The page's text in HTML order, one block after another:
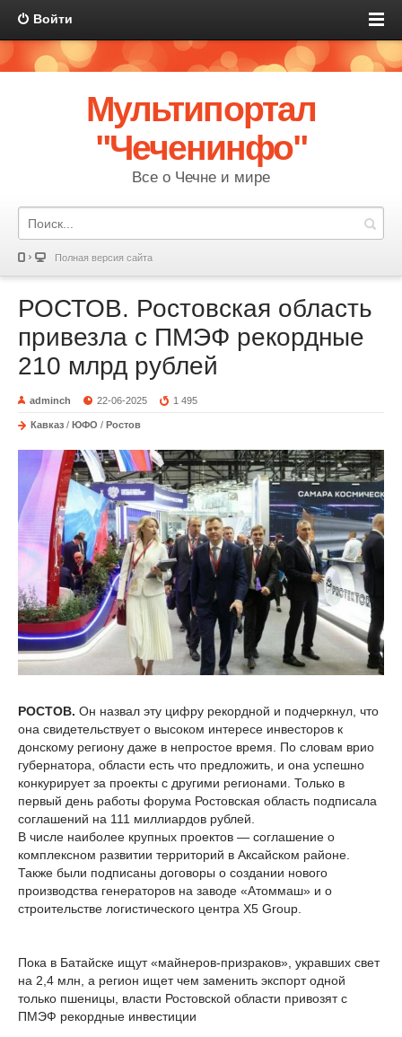
Войти
Мультипортал
"Чеченинфо"
Все о Чечне и мире
Полная версия сайта
РОСТОВ. Ростовская область
привезла с ПМЭФ рекордные
210 млрд рублей
adminch 22-06-2025 1 495
Кавказ / ЮФО / Ростов
РОСТОВ. Он назвал эту цифру рекордной и подчеркнул, что
она свидетельствует о высоком интересе инвесторов к
донскому региону даже в непростое время. По словам врио
губернатора, области есть что предложить, и она успешно
конкурирует за проекты с другими регионами. Только в
первый день работы форума Ростовская область подписала
соглашений на 111 миллиардов рублей.
В числе наиболее крупных проектов — соглашение о
комплексном развитии территорий в Аксайском районе.
Также были подписаны договоры о создании нового
производства генераторов на заводе «Атоммаш» и о
строительстве логистического центра X5 Group.
Пока в Батайске ищут «майнеров-призраков», укравших свет
на 2,4 млн, а регион ищет чем заменить экспорт одной
только пшеницы, власти Ростовской области привозят с
ПМЭФ рекордные инвестиции